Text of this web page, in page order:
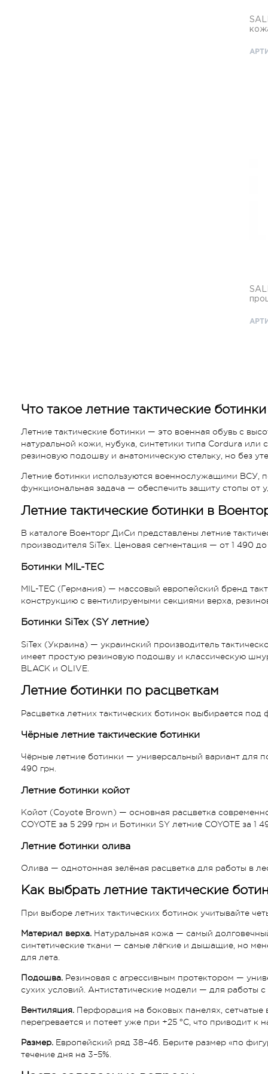
SALE
Что такое летние тактические ботинки
Летние тактические ботинки — это военная обувь с
натуральной кожи, нубука, синтетики типа Cordura
резиновую подошву и анатомическую стельку, но без
Летние ботинки используются военнослужащими ВСУ,
функциональная задача — обеспечить защиту стопы от
Летние тактические ботинки в
В каталоге Военторг ДиСи представлены летние
производителя SiTex. Ценовая сегментация — от 1 490
Ботинки MIL-TEC
MIL-TEC (Германия) — массовый европейский бренд
конструкцию с вентилируемыми секциями верха,
Ботинки SiTex (SY летние)
SiTex (Украина) — украинский производитель
имеет простую резиновую подошву и классическую
BLACK и OLIVE.
Летние ботинки по расцветкам
Расцветка летних тактических ботинок выбирается
Чёрные летние тактические ботинки
Чёрные летние ботинки — универсальный вариант для
490 грн.
Летние ботинки койот
Койот (Coyote Brown) — основная расцветка
COYOTE за 5 299 грн и Ботинки SY летние COYOTE за
Летние ботинки олива
Олива — однотонная зелёная расцветка для работы в
Как выбрать летние тактические
При выборе летних тактических ботинок учитывайте
Материал верха. Натуральная кожа — самый
синтетические ткани — самые лёгкие и дышащие, но
для лета.
Подошва. Резиновая с агрессивным протектором —
сухих условий. Антистатические модели — для работы
Вентиляция. Перфорация на боковых панелях,
перегревается и потеет уже при +25 °C, что приводит
Размер. Европейский ряд 38–46. Берите размер «по
течение дня на 3–5%.